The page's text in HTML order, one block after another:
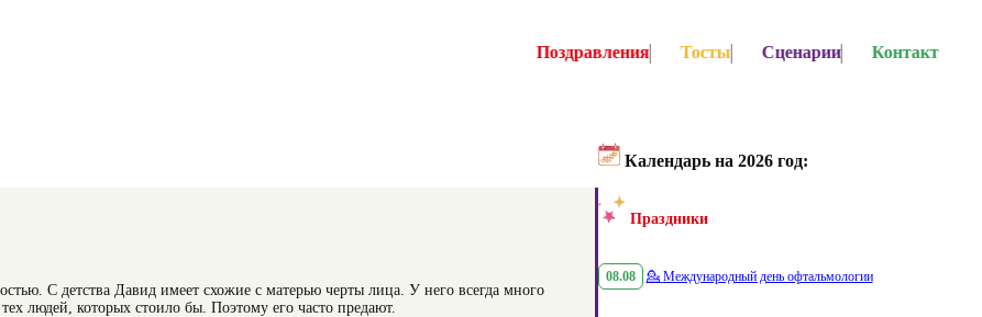
С детства Давид имеет схожие с матерью черты лица. У него всегда много
людей, которых стоило бы. Поэтому его часто предают.
Календарь на 2026 год:
Праздники
08.08 💁 Международный день офтальмологии
Поздравления Тосты Сценарии Контакт